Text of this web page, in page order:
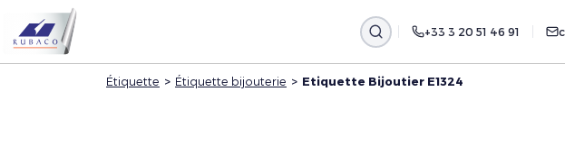
+33 3 20 51 46 91
Étiquette > Étiquette bijouterie > Etiquette Bijoutier E1324